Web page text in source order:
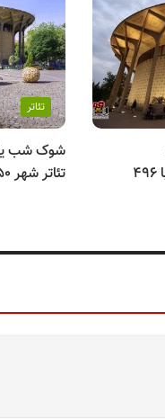
«چهل‌گیس» صدرنشین با ۴۹۶
تئاتر
شوک شب
تئاتر شهر ۵۰ درصد ارزان شد